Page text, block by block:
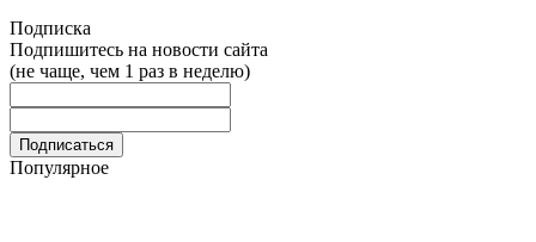
Подписка
Подпишитесь на новости сайта
(не чаще, чем 1 раз в неделю)
Популярное